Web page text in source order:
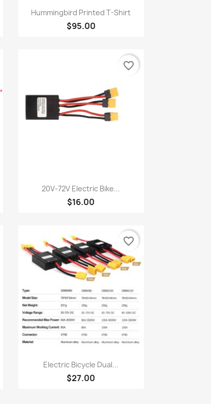
快速查看
Hummingbird Printed T-Shirt
$95.00
快速查看
20V‑72V Electric Bike...
$16.00
favorite_border
快速查看
Electric Bicycle Dual...
$27.00
favorite_border